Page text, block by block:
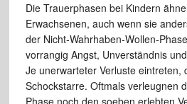
Die Trauerphasen bei Kindern
Erwachsenen, auch wenn sie
der Nicht-Wahrhaben-Wollen-
vorrangig Angst, Unverständnis
Je unerwarteter Verluste eintreten,
Schockstarre. Oftmals verleugnen